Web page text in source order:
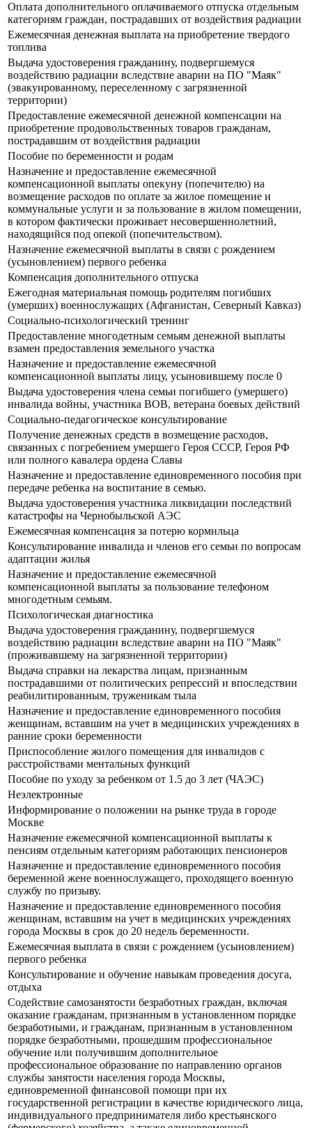
Оплата дополнительного оплачиваемого отпуска отдельным
категориям граждан, пострадавших от воздействия радиации
Ежемесячная денежная выплата на приобретение твердого
топлива
Выдача удостоверения гражданину, подвергшемуся
воздействию радиации вследствие аварии на ПО "Маяк"
(эвакуированному, переселенному с загрязненной
территории)
Предоставление ежемесячной денежной компенсации на
приобретение продовольственных товаров гражданам,
пострадавшим от воздействия радиации
Пособие по беременности и родам
Назначение и предоставление ежемесячной
компенсационной выплаты опекуну (попечителю) на
возмещение расходов по оплате за жилое помещение и
коммунальные услуги и за пользование в жилом помещении,
в котором фактически проживает несовершеннолетний,
находящийся под опекой (попечительством).
Назначение ежемесячной выплаты в связи с рождением
(усыновлением) первого ребенка
Компенсация дополнительного отпуска
Ежегодная материальная помощь родителям погибших
(умерших) военнослужащих (Афганистан, Северный Кавказ)
Социально-психологический тренинг
Предоставление многодетным семьям денежной выплаты
взамен предоставления земельного участка
Назначение и предоставление ежемесячной
компенсационной выплаты лицу, усыновившему после 0
Выдача удостоверения члена семьи погибшего (умершего)
инвалида войны, участника ВОВ, ветерана боевых действий
Социально-педагогическое консультирование
Получение денежных средств в возмещение расходов,
связанных с погребением умершего Героя СССР, Героя РФ
или полного кавалера ордена Славы
Назначение и предоставление единовременного пособия при
передаче ребенка на воспитание в семью.
Выдача удостоверения участника ликвидации последствий
катастрофы на Чернобыльской АЭС
Ежемесячная компенсация за потерю кормильца
Консультирование инвалида и членов его семьи по вопросам
адаптации жилья
Назначение и предоставление ежемесячной
компенсационной выплаты за пользование телефоном
многодетным семьям.
Психологическая диагностика
Выдача удостоверения гражданину, подвергшемуся
воздействию радиации вследствие аварии на ПО "Маяк"
(проживавшему на загрязненной территории)
Выдача справки на лекарства лицам, признанным
пострадавшими от политических репрессий и впоследствии
реабилитированным, труженикам тыла
Назначение и предоставление единовременного пособия
женщинам, вставшим на учет в медицинских учреждениях в
ранние сроки беременности
Приспособление жилого помещения для инвалидов с
расстройствами ментальных функций
Пособие по уходу за ребенком от 1.5 до 3 лет (ЧАЭС)
Неэлектронные
Информирование о положении на рынке труда в городе
Москве
Назначение ежемесячной компенсационной выплаты к
пенсиям отдельным категориям работающих пенсионеров
Назначение и предоставление единовременного пособия
беременной жене военнослужащего, проходящего военную
службу по призыву.
Назначение и предоставление единовременного пособия
женщинам, вставшим на учет в медицинских учреждениях
города Москвы в срок до 20 недель беременности.
Ежемесячная выплата в связи с рождением (усыновлением)
первого ребенка
Консультирование и обучение навыкам проведения досуга,
отдыха
Содействие самозанятости безработных граждан, включая
оказание гражданам, признанным в установленном порядке
безработными, и гражданам, признанным в установленном
порядке безработными, прошедшим профессиональное
обучение или получившим дополнительное
профессиональное образование по направлению органов
службы занятости населения города Москвы,
единовременной финансовой помощи при их
государственной регистрации в качестве юридического лица,
индивидуального предпринимателя либо крестьянского